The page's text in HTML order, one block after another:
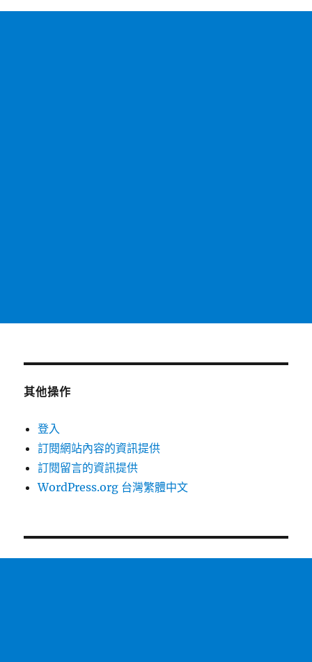
其他操作
登入
訂閱網站內容的資訊提供
訂閱留言的資訊提供
WordPress.org 台灣繁體中文